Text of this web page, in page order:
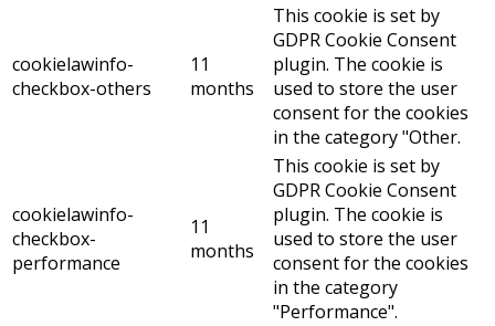
cookielawinfo-
checkbox-others
11
months
This cookie is set by
GDPR Cookie Consent
plugin. The cookie is
used to store the user
consent for the cookies
in the category "Other.
cookielawinfo-
checkbox-
performance
11
months
This cookie is set by
GDPR Cookie Consent
plugin. The cookie is
used to store the user
consent for the cookies
in the category
"Performance".